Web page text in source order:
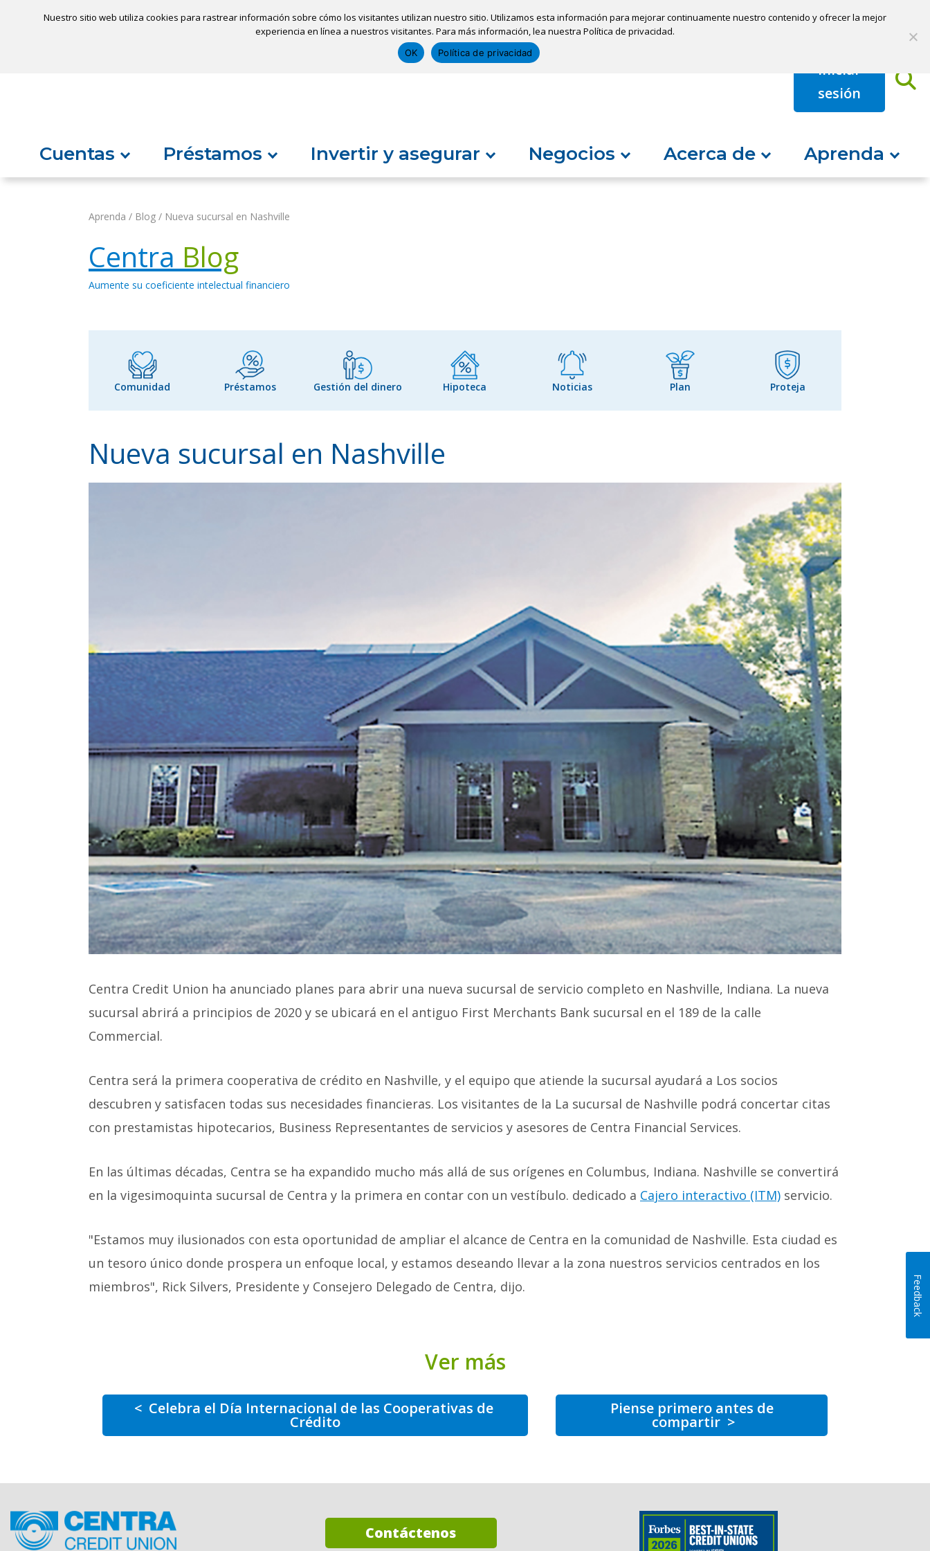
Ubicaciones Sacar una cita Solicitar un préstamo Pagar mi préstamo
Iniciar
sesión
Cuentas Préstamos Invertir y asegurar Negocios Acerca de Aprenda
Aprenda / Blog / Nueva sucursal en Nashville
Centra Blog
Aumente su coeficiente intelectual financiero
Comunidad Préstamos Gestión del dinero Hipoteca Noticias Plan Proteja
Nueva sucursal en Nashville
Centra Credit Union ha anunciado planes para abrir una nueva sucursal de servicio completo en Nashville, Indiana. La nueva
sucursal abrirá a principios de 2020 y se ubicará en el antiguo First Merchants Bank sucursal en el 189 de la calle
Commercial.
Centra será la primera cooperativa de crédito en Nashville, y el equipo que atiende la sucursal ayudará a Los socios
descubren y satisfacen todas sus necesidades financieras. Los visitantes de la La sucursal de Nashville podrá concertar citas
con prestamistas hipotecarios, Business Representantes de servicios y asesores de Centra Financial Services.
En las últimas décadas, Centra se ha expandido mucho más allá de sus orígenes en Columbus, Indiana. Nashville se convertirá
en la vigesimoquinta sucursal de Centra y la primera en contar con un vestíbulo. dedicado a Cajero interactivo (ITM) servicio.
"Estamos muy ilusionados con esta oportunidad de ampliar el alcance de Centra en la comunidad de Nashville. Esta ciudad es
un tesoro único donde prospera un enfoque local, y estamos deseando llevar a la zona nuestros servicios centrados en los
miembros", Rick Silvers, Presidente y Consejero Delegado de Centra, dijo.
Ver más
< Celebra el Día Internacional de las Cooperativas de
Crédito
Piense primero antes de
compartir >
Contáctenos
Nuestro sitio web utiliza cookies para rastrear información sobre cómo los visitantes utilizan nuestro sitio. Utilizamos esta información para mejorar continuamente nuestro contenido y ofrecer la mejor
experiencia en línea a nuestros visitantes. Para más información, lea nuestra Política de privacidad.
OK Política de privacidad
Feedback